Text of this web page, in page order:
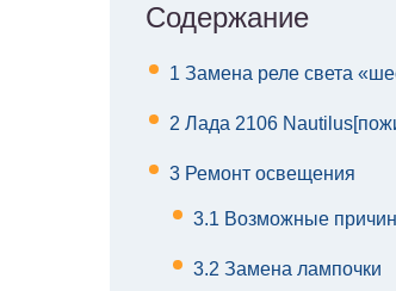
Содержание
1 Замена реле света
2 Лада 2106
3 Ремонт освещения
3.1 Возможные
3.2 Замена лампочки